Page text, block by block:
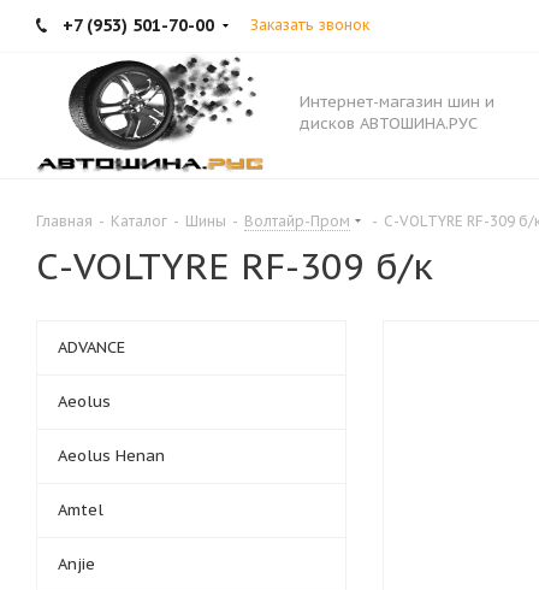
+7 (953) 501-70-00 Заказать звонок
Интернет-магазин шин и
дисков АВТОШИНА.РУС
Главная - Каталог - Шины - Волтайр-Пром - С-VOLTYRE RF-309 б/
С-VOLTYRE RF-309 б/к
ADVANCE
Aeolus
Aeolus Henan
Amtel
Anjie